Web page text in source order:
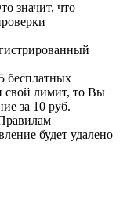
значит, что
бесплатных
свой лимит, то Вы
за 10 руб.
будет удалено